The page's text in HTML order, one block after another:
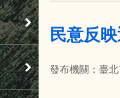
民意反
發布機關：臺